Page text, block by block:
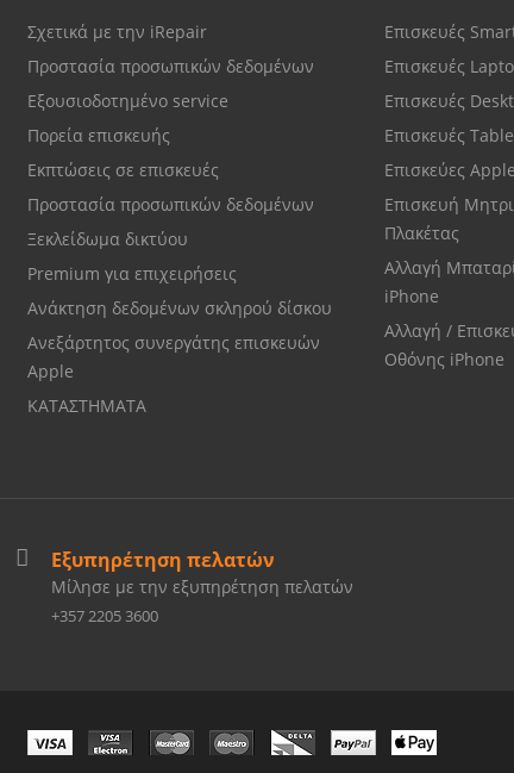
Σχετικά με την iRepair
Προστασία προσωπικών δεδομένων
Εξουσιοδοτημένο service
Πορεία επισκευής
Εκπτώσεις σε επισκευές
Προστασία προσωπικών δεδομένων
Ξεκλείδωμα δικτύου
Premium για επιχειρήσεις
Ανάκτηση δεδομένων σκληρού δίσκου
Ανεξάρτητος συνεργάτης επισκευών
Apple
ΚΑΤΑΣΤΗΜΑΤΑ
Επισκευές
Επισκευές
Επισκευές
Επισκευές
Επισκεύες
Επισκευή
Πλακέτας
Αλλαγή
iPhone
Αλλαγή /
Οθόνης iPhone
Εξυπηρέτηση πελατών
Μίλησε με την εξυπηρέτηση πελατών
+357 2205 3600